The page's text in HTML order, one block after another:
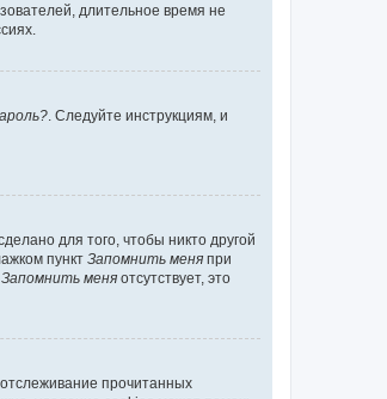
длительное время не
. Следуйте инструкциям, и
для того, чтобы никто другой
пункт Запомнить меня при
Запомнить меня отсутствует, это
прочитанных